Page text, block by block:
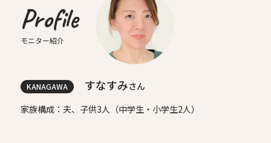
Profile
モニター紹介
KANAGAWA すなすみさん
家族構成：夫、子供3人（中学生・小学生2人）